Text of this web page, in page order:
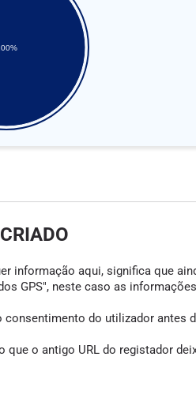
informação aqui, significa que
GPS", neste caso as
do utilizador antes
o antigo URL do registador